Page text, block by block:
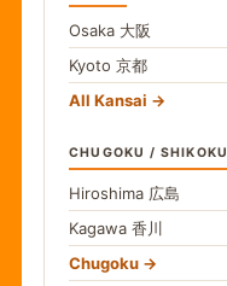
Osaka 大阪
Kyoto 京都
All Kansai
CHUGOKU / SHIKOKU
Hiroshima 広島
Kagawa 香川
Chugoku